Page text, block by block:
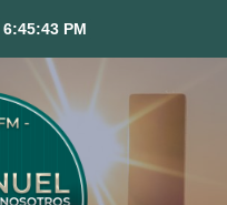
6:45:44 PM